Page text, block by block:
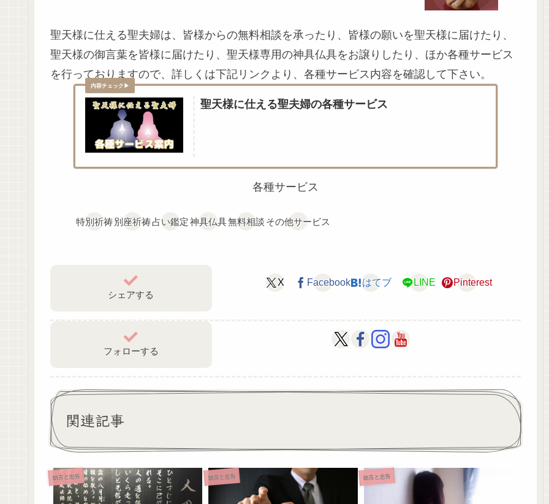
聖天様に仕える聖夫婦は、皆様からの無料相談を承ったり、皆様の願いを聖天様に届けたり、
聖天様の御言葉を皆様に届けたり、聖天様専用の神具仏具をお譲りしたり、ほか各種サービス
を行っておりますので、詳しくは下記リンクより、各種サービス内容を確認して下さい。
聖天様に仕える聖夫婦の各種サービス
各種サービス
特別祈祷別座祈祷占い鑑定神具仏具無料相談 その他サービス
シェアする
X Facebook はてブ LINE Pinterest
フォローする
関連記事
助言と忠告 助言と忠告 助言と忠告